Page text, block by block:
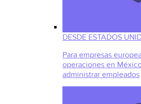
DESDE ESTADOS
Para empresas
operaciones en
administrar empleados